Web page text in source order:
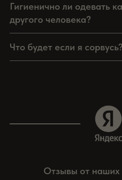
Гигиенично ли одевать
другого человека?
Что будет если я сорвусь?
Отзывы от наших